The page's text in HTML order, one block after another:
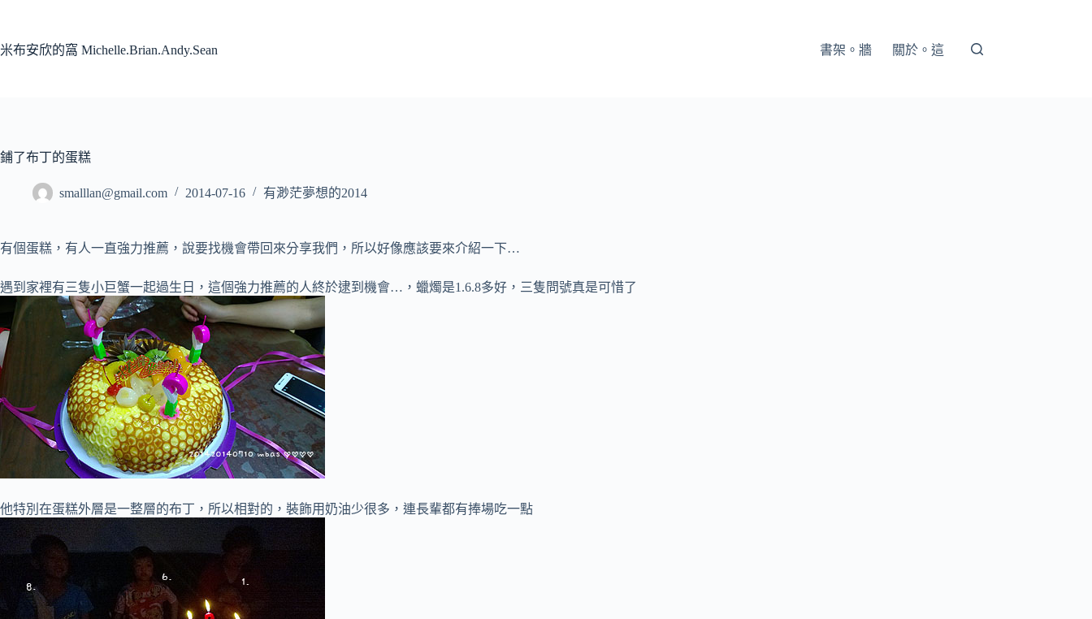
主
米布安欣的窩 Michelle.Brian.Andy.Sean 書架。牆 關於。這
鋪了布丁的蛋糕
smalllan@gmail.com 2014-07-16 有渺茫夢想的2014
有個蛋糕，有人一直強力推薦，說要找機會帶回來分享我們，所以好像應該要來介紹一下…
遇到家裡有三隻小巨蟹一起過生日，這個強力推薦的人終於逮到機會…，蠟燭是1.6.8多好，三隻問號真是可惜了
他特別在蛋糕外層是一整層的布丁，所以相對的，裝飾用奶油少很多，連長輩都有捧場吃一點